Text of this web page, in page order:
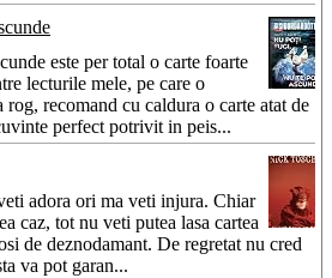
este per total o carte foarte
lecturile mele, pe care o
recomand cu caldura o carte atat de
perfect potrivit in peis...
adora ori ma veti injura. Chiar
caz, tot nu veti putea lasa cartea
de deznodamant. De regretat nu cred
va pot garan...